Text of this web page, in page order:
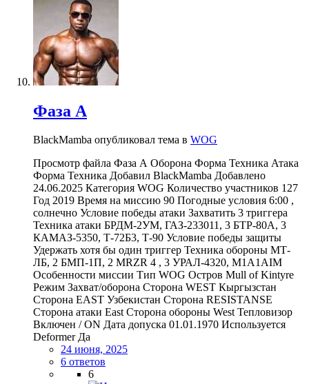
Фаза А
BlackMamba опубликовал тема в WOG
Просмотр файла Фаза А Оборона Форма Техника Атака
Форма Техника Добавил BlackMamba Добавлено
24.06.2025 Категория WOG Количество участников 127
Год 2019 Время на миссию 90 Погодные условия 6:00 ,
солнечно Условие победы атаки Захватить 3 триггера
Техника атаки БРДМ-2УМ, ГАЗ-233011, 3 БТР-80А, 3
КАМАЗ-5350, Т-72Б3, Т-90 Условие победы защиты
Удержать хотя бы один триггер Техника обороны МТ-
ЛБ, 2 БМП-1П, 2 MRZR 4 , 3 УРАЛ-4320, M1A1AIM
Особенности миссии Тип WOG Остров Mull of Kintyre
Режим Захват/оборона Сторона WEST Кыргызстан
Сторона EAST Узбекистан Сторона RESISTANSE
Сторона атаки East Сторона обороны West Тепловизор
Включен / ON Дата допуска 01.01.1970 Используется
Deformer Да
24 июня, 2025
6 ответов
6